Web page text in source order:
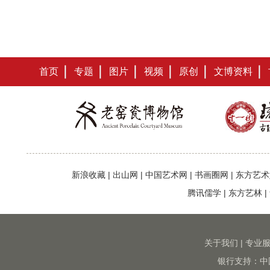
首页 专题 图片 视频 原创 文博资料
新浪收藏 | 出山网 | 中国艺术网 | 书画圈网 | 东方艺
腾讯儒学 | 东方艺林 |
关于我们 | 专业
银行支持：